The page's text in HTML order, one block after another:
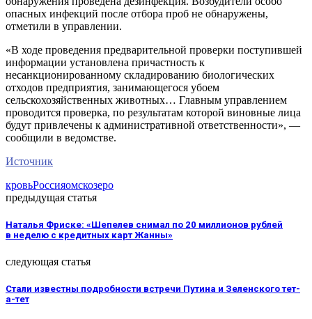
опасных инфекций после отбора проб не обнаружены,
отметили в управлении.
«В ходе проведения предварительной проверки поступившей
информации установлена причастность к
несанкционированному складированию биологических
отходов предприятия, занимающегося убоем
сельскохозяйственных животных… Главным управлением
проводится проверка, по результатам которой виновные лица
будут привлечены к административной ответственности», —
сообщили в ведомстве.
Источник
кровьРоссияомскозеро
предыдущая статья
Наталья Фриске: «Шепелев снимал по 20 миллионов рублей
в неделю с кредитных карт Жанны»
следующая статья
Стали известны подробности встречи Путина и Зеленского тет-
а-тет